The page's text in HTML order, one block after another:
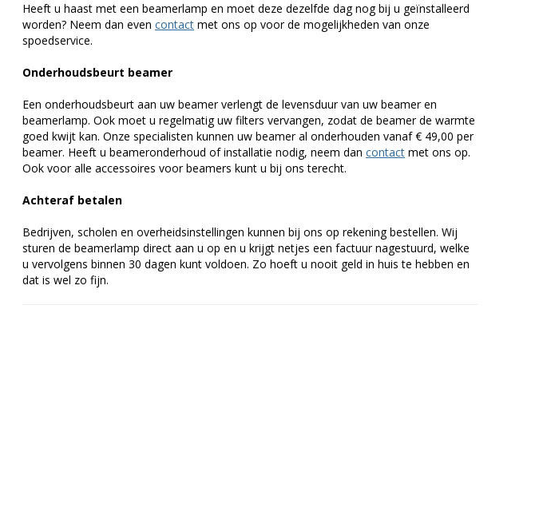
Heeft u haast met een beamerlamp en moet deze dezelfde dag nog bij u geïnstalleerd
worden? Neem dan even contact met ons op voor de mogelijkheden van onze
spoedservice.
Onderhoudsbeurt beamer
Een onderhoudsbeurt aan uw beamer verlengt de levensduur van uw beamer en
beamerlamp. Ook moet u regelmatig uw filters vervangen, zodat de beamer de warmte
goed kwijt kan. Onze specialisten kunnen uw beamer al onderhouden vanaf € 49,00 per
beamer. Heeft u beameronderhoud of installatie nodig, neem dan contact met ons op.
Ook voor alle accessoires voor beamers kunt u bij ons terecht.
Achteraf betalen
Bedrijven, scholen en overheidsinstellingen kunnen bij ons op rekening bestellen. Wij
sturen de beamerlamp direct aan u op en u krijgt netjes een factuur nagestuurd, welke
u vervolgens binnen 30 dagen kunt voldoen. Zo hoeft u nooit geld in huis te hebben en
dat is wel zo fijn.